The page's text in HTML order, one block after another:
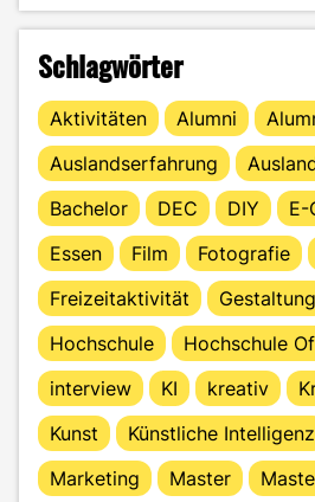
Schlagwörter
Aktivitäten Alumni
Auslandserfahrung
Bachelor
DEC DIY
E-
Essen
Film Fotografie
Freizeitaktivität
Gestaltung
Hochschule
Hochschule
interview
KI kreativ
Kunst
Künstliche Intelligenz
Marketing
Master